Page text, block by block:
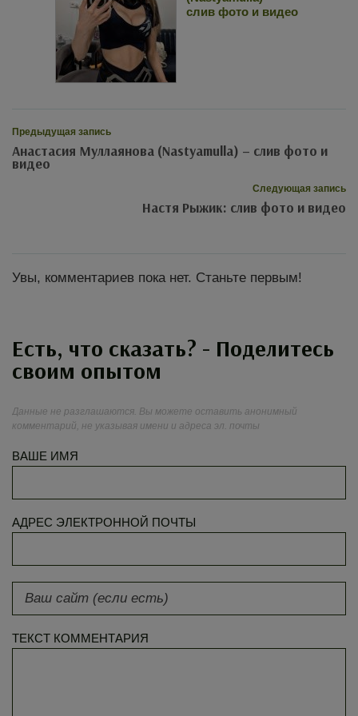
слив фото и видео
Предыдущая запись
Анастасия Муллаянова (Nastyamulla) – слив фото и
видео
Следующая запись
Настя Рыжик: слив фото и видео
Увы, комментариев пока нет. Станьте первым!
Есть, что сказать? - Поделитесь
своим опытом
Данные не разглашаются. Вы можете оставить анонимный
комментарий, не указывая имени и адреса эл. почты
ВАШЕ ИМЯ
АДРЕС ЭЛЕКТРОННОЙ ПОЧТЫ
ТЕКСТ КОММЕНТАРИЯ